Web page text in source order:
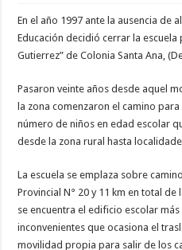
En el año 1997 ante la ausencia de
Educación decidió cerrar la escuela
Gutierrez” de Colonia Santa Ana,
Pasaron veinte años desde aquel
la zona comenzaron el camino
número de niños en edad escolar
desde la zona rural hasta
La escuela se emplaza sobre
Provincial N° 20 y 11 km en total
se encuentra el edificio escolar
inconvenientes que ocasiona el
movilidad propia para salir de los